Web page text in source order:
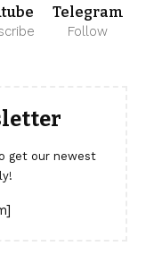
Telegram
Follow
get our newest